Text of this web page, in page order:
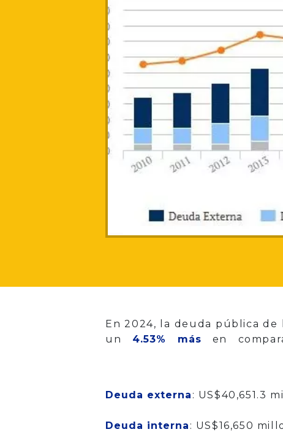
En 2024, la deuda pública de
un 4.53% más en
Deuda externa : US$40,651.3
Deuda interna : US$16,650